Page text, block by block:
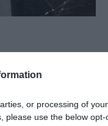
or processing of
please use the below
να φοράμε
καράβι βάφοντάς
τη μέρα ο
και χωρίς ραντάρ